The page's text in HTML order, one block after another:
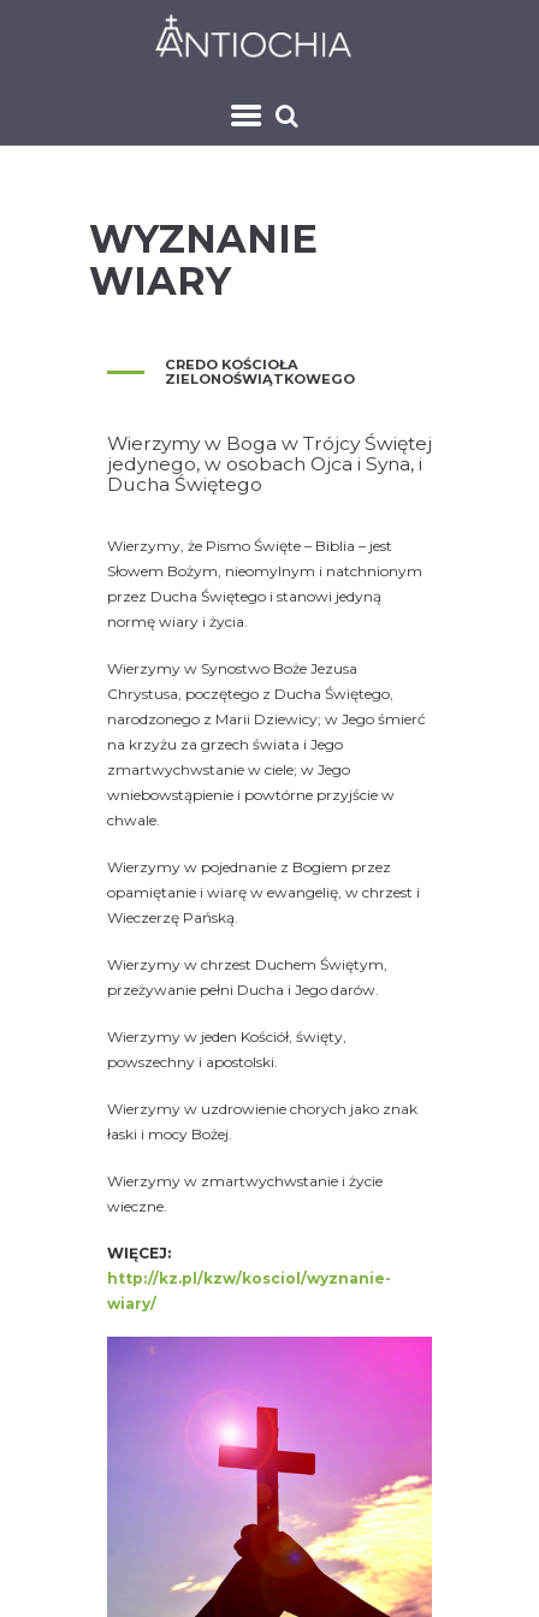
WYZNANIE
WIARY
CREDO KOŚCIOŁA
ZIELONOŚWIĄTKOWEGO
Wierzymy w Boga w Trójcy Świętej
jedynego, w osobach Ojca i Syna, i
Ducha Świętego
Wierzymy, że Pismo Święte – Biblia – jest
Słowem Bożym, nieomylnym i natchnionym
przez Ducha Świętego i stanowi jedyną
normę wiary i życia.
Wierzymy w Synostwo Boże Jezusa
Chrystusa, poczętego z Ducha Świętego,
narodzonego z Marii Dziewicy; w Jego śmierć
na krzyżu za grzech świata i Jego
zmartwychwstanie w ciele; w Jego
wniebowstąpienie i powtórne przyjście w
chwale.
Wierzymy w pojednanie z Bogiem przez
opamiętanie i wiarę w ewangelię, w chrzest i
Wieczerzę Pańską.
Wierzymy w chrzest Duchem Świętym,
przeżywanie pełni Ducha i Jego darów.
Wierzymy w jeden Kościół, święty,
powszechny i apostolski.
Wierzymy w uzdrowienie chorych jako znak
łaski i mocy Bożej.
Wierzymy w zmartwychwstanie i życie
wieczne.
WIĘCEJ:
http://kz.pl/kzw/kosciol/wyznanie-
wiary/